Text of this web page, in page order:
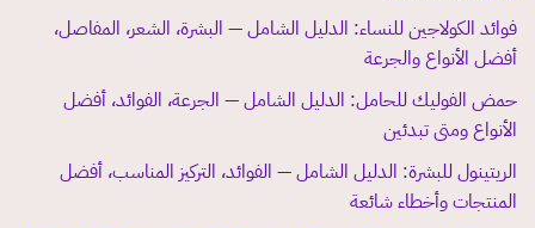
فوائد الكولاجين للنساء: الدليل الشامل — البشرة، الشعر، المفاصل،
أفضل الأنواع والجرعة
حمض الفوليك للحامل: الدليل الشامل — الجرعة، الفوائد، أفضل
الأنواع ومتى تبدئين
الريتينول للبشرة: الدليل الشامل — الفوائد، التركيز المناسب، أفضل
المنتجات وأخطاء شائعة